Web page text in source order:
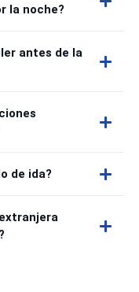
la noche?
antes de la
de ida?